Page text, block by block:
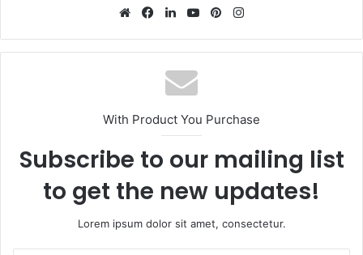
Web
Facebook
LinkedInYouTubePinterest
With Product You Purchase
Subscribe to our mailing list
to get the new updates!
Lorem ipsum dolor sit amet, consectetur.